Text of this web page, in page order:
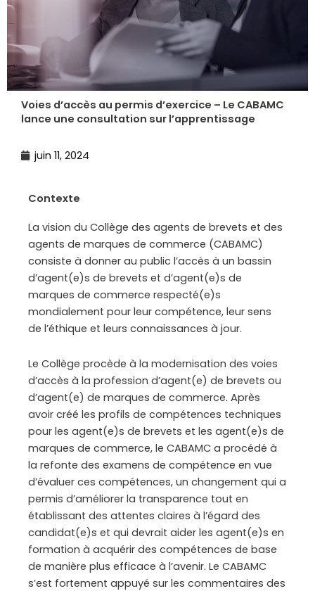
Voies d’accès au permis d’exercice – Le CABAMC
lance une consultation sur l’apprentissage
juin 11, 2024
Contexte
La vision du Collège des agents de brevets et des
agents de marques de commerce (CABAMC)
consiste à donner au public l’accès à un bassin
d’agent(e)s de brevets et d’agent(e)s de
marques de commerce respecté(e)s
mondialement pour leur compétence, leur sens
de l’éthique et leurs connaissances à jour.
Le Collège procède à la modernisation des voies
d’accès à la profession d’agent(e) de brevets ou
d’agent(e) de marques de commerce. Après
avoir créé les profils de compétences techniques
pour les agent(e)s de brevets et les agent(e)s de
marques de commerce, le CABAMC a procédé à
la refonte des examens de compétence en vue
d’évaluer ces compétences, un changement qui a
permis d’améliorer la transparence tout en
établissant des attentes claires à l’égard des
candidat(e)s et qui devrait aider les agent(e)s en
formation à acquérir des compétences de base
de manière plus efficace à l’avenir. Le CABAMC
s’est fortement appuyé sur les commentaires des